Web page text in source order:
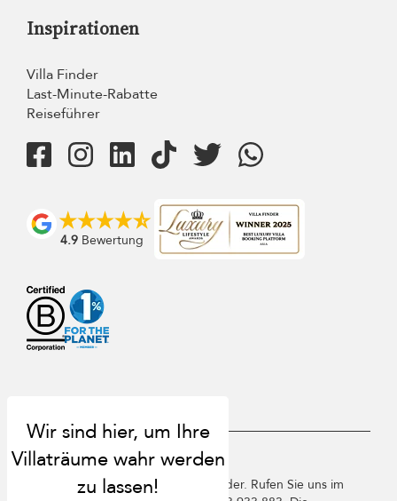
Inspirationen
Villa Finder
Last-Minute-Rabatte
Reiseführer
4.9 Bewertung
USD $ de Deutsch
Copyright ©️ 2026 St. Barts Villa Finder. Rufen Sie uns im